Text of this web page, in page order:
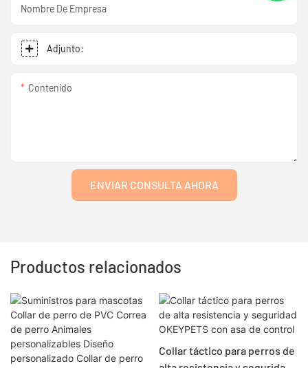
Nombre De Empresa
Adjunto:
Contenido
ENVIAR CONSULTA AHORA
Productos relacionados
Collar táctico para perros de